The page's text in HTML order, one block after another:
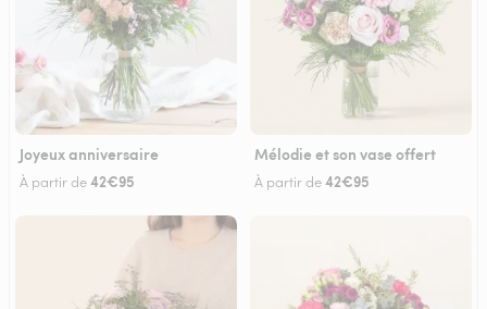
Joyeux anniversaire
À partir de42€95
Mélodie et son vase offert
À partir de42€95